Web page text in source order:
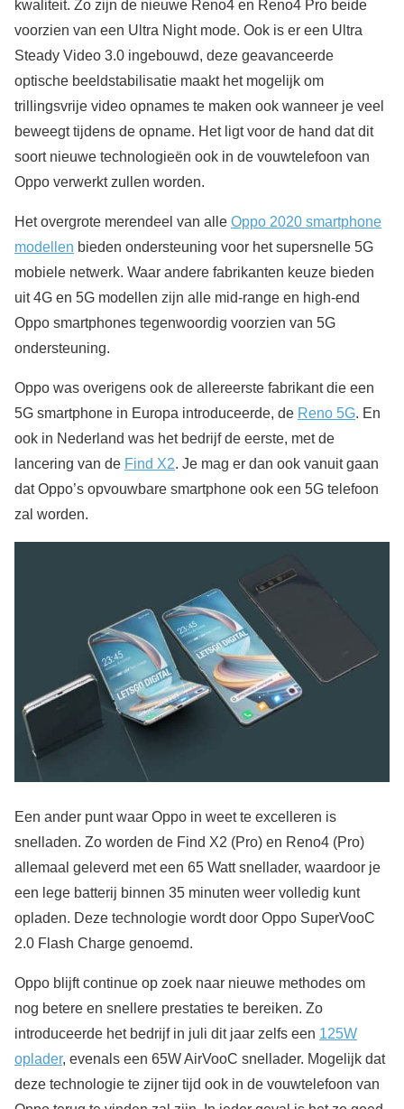
kwaliteit. Zo zijn de nieuwe Reno4 en Reno4 Pro beide
voorzien van een Ultra Night mode. Ook is er een Ultra
Steady Video 3.0 ingebouwd, deze geavanceerde
optische beeldstabilisatie maakt het mogelijk om
trillingsvrije video opnames te maken ook wanneer je veel
beweegt tijdens de opname. Het ligt voor de hand dat dit
soort nieuwe technologieën ook in de vouwtelefoon van
Oppo verwerkt zullen worden.
Het overgrote merendeel van alle Oppo 2020 smartphone
modellen bieden ondersteuning voor het supersnelle 5G
mobiele netwerk. Waar andere fabrikanten keuze bieden
uit 4G en 5G modellen zijn alle mid-range en high-end
Oppo smartphones tegenwoordig voorzien van 5G
ondersteuning.
Oppo was overigens ook de allereerste fabrikant die een
5G smartphone in Europa introduceerde, de Reno 5G. En
ook in Nederland was het bedrijf de eerste, met de
lancering van de Find X2. Je mag er dan ook vanuit gaan
dat Oppo’s opvouwbare smartphone ook een 5G telefoon
zal worden.
Een ander punt waar Oppo in weet te excelleren is
snelladen. Zo worden de Find X2 (Pro) en Reno4 (Pro)
allemaal geleverd met een 65 Watt snellader, waardoor je
een lege batterij binnen 35 minuten weer volledig kunt
opladen. Deze technologie wordt door Oppo SuperVooC
2.0 Flash Charge genoemd.
Oppo blijft continue op zoek naar nieuwe methodes om
nog betere en snellere prestaties te bereiken. Zo
introduceerde het bedrijf in juli dit jaar zelfs een 125W
oplader, evenals een 65W AirVooC snellader. Mogelijk dat
deze technologie te zijner tijd ook in de vouwtelefoon van